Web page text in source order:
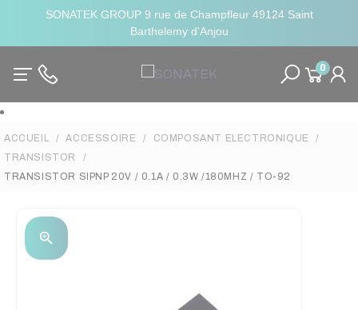
SONATEK GROUP 9 rue de Champfleur 49124 Saint
Barthelemy d'Anjou
0
ACCUEIL ACCESSOIRE
COMPOSANT ELECTRONIQUE
TRANSISTOR
TRANSISTOR SIPNP 20V / 0.1A / 0.3W /180MHZ / TO-92
zoom_in